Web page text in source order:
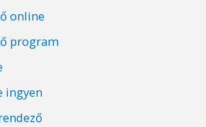
online
program
ingyen